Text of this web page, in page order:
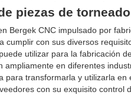
piezas de
Bergek CNC impulsado por
con sus diversos
utilizar para la fabricación
en diferentes
transformarla y utilizarla
con su exquisito